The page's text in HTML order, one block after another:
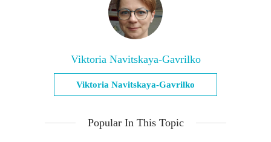
Viktoria Navitskaya-Gavrilko
Viktoria Navitskaya-Gavrilko
Popular In This Topic